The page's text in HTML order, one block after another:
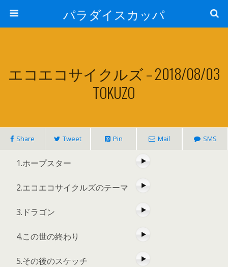
パラダイスカッパ
エコエコサイクルズ – 2018/08/03
TOKUZO
Share Tweet Pin Mail SMS
1.ホープスター
2.エコエコサイクルズのテーマ
3.ドラゴン
4.この世の終わり
5.その後のスケッチ